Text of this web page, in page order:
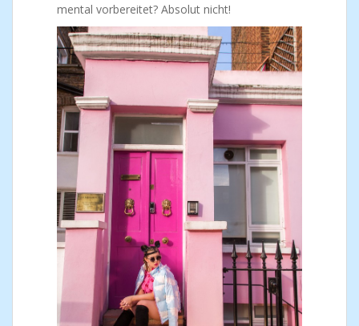
mental vorbereitet? Absolut nicht!